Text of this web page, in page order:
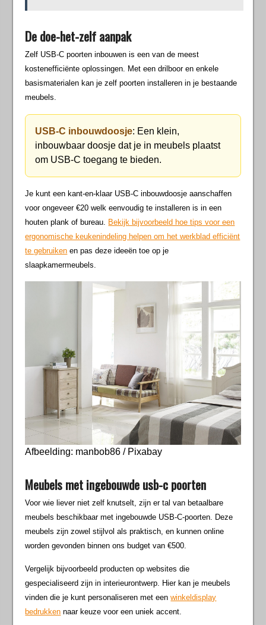
De doe-het-zelf aanpak
Zelf USB-C poorten inbouwen is een van de meest
kostenefficiënte oplossingen. Met een drilboor en enkele
basismaterialen kan je zelf poorten installeren in je bestaande
meubels.
USB-C inbouwdoosje: Een klein,
inbouwbaar doosje dat je in meubels plaatst
om USB-C toegang te bieden.
Je kunt een kant-en-klaar USB-C inbouwdoosje aanschaffen
voor ongeveer €20 welk eenvoudig te installeren is in een
houten plank of bureau. Bekijk bijvoorbeeld hoe tips voor een
ergonomische keukenindeling helpen om het werkblad efficiënt
te gebruiken en pas deze ideeën toe op je
slaapkamermeubels.
Afbeelding: manbob86 / Pixabay
Meubels met ingebouwde usb-c poorten
Voor wie liever niet zelf knutselt, zijn er tal van betaalbare
meubels beschikbaar met ingebouwde USB-C-poorten. Deze
meubels zijn zowel stijlvol als praktisch, en kunnen online
worden gevonden binnen ons budget van €500.
Vergelijk bijvoorbeeld producten op websites die
gespecialiseerd zijn in interieurontwerp. Hier kan je meubels
vinden die je kunt personaliseren met eenwinkeldisplay
bedrukken naar keuze voor een uniek accent.